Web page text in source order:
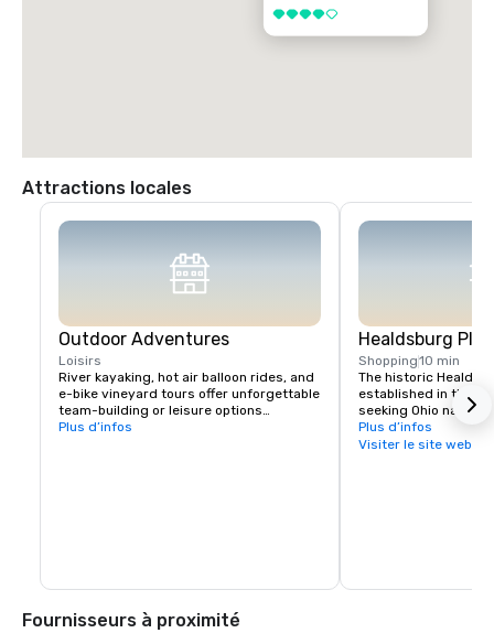
4 sur 5
Attractions locales
Outdoor Adventures
Loisirs
River kayaking, hot air balloon rides, and
e-bike vineyard tours offer unforgettable
team-building or leisure options
Plus d’infos
Healdsburg
Shopping10 min
The historic
established in the
seeking Ohio native
vital touchpoint for
immense
Plus d’infos
Visiter le site web
Fournisseurs à proximité